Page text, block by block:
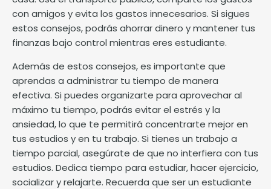
con amigos y evita los gastos innecesarios. Si sigues
estos consejos, podrás ahorrar dinero y mantener tus
finanzas bajo control mientras eres estudiante.
Además de estos consejos, es importante que
aprendas a administrar tu tiempo de manera
efectiva. Si puedes organizarte para aprovechar al
máximo tu tiempo, podrás evitar el estrés y la
ansiedad, lo que te permitirá concentrarte mejor en
tus estudios y en tu trabajo. Si tienes un trabajo a
tiempo parcial, asegúrate de que no interfiera con tus
estudios. Dedica tiempo para estudiar, hacer ejercicio,
socializar y relajarte. Recuerda que ser un estudiante